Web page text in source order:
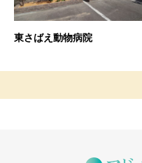
東さばえ動物病院